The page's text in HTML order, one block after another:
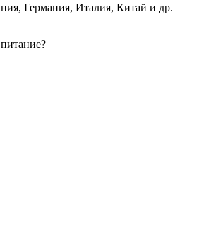
Германия, Италия, Китай и др.